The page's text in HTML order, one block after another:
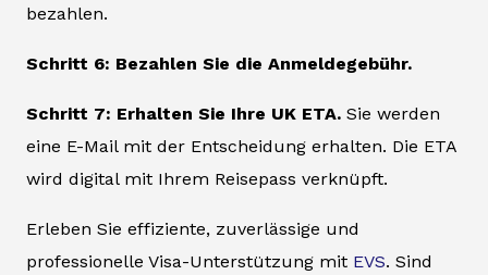
bezahlen.
Schritt 6: Bezahlen Sie die Anmeldegebühr.
Schritt 7: Erhalten Sie Ihre UK ETA. Sie werden
eine E-Mail mit der Entscheidung erhalten. Die ETA
wird digital mit Ihrem Reisepass verknüpft.
Erleben Sie effiziente, zuverlässige und
professionelle Visa-Unterstützung mit EVS. Sind